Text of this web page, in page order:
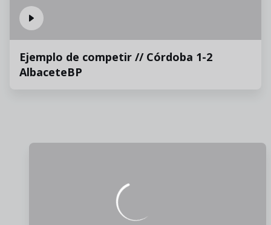
Ejemplo de competir // Córdoba 1-2
AlbaceteBP